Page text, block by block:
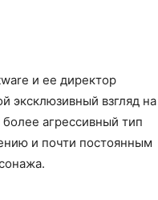
и ее директор
эксклюзивный взгляд на
агрессивный тип
и почти постоянным